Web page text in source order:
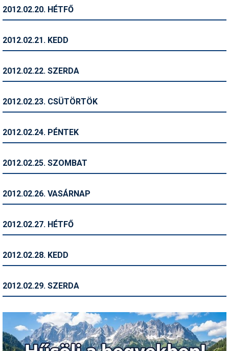
Szakértők
Telemark
Történelem
Utazási tippek
2012.02.20. HÉTFŐ
2012.02.21. KEDD
2012.02.22. SZERDA
2012.02.23. CSÜTÖRTÖK
2012.02.24. PÉNTEK
2012.02.25. SZOMBAT
2012.02.26. VASÁRNAP
2012.02.27. HÉTFŐ
2012.02.28. KEDD
2012.02.29. SZERDA